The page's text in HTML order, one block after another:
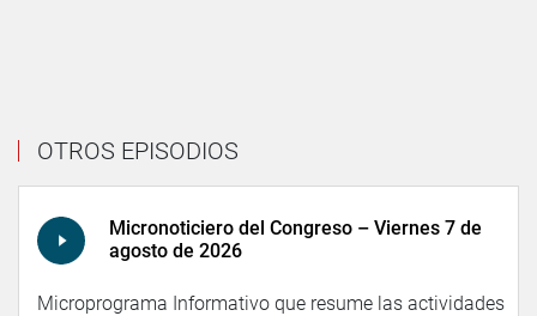
OTROS EPISODIOS
Micronoticiero del Congreso – Viernes 7 de
agosto de 2026
Microprograma Informativo que resume las actividades